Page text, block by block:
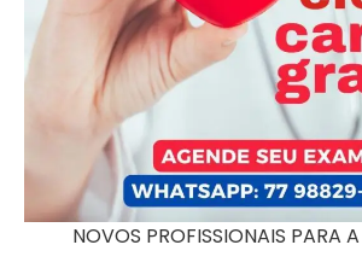
NOVOS PROFISSIONAIS PARA